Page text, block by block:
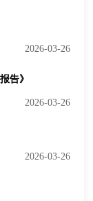
2026-03-26
告》
2026-03-26
2026-03-26